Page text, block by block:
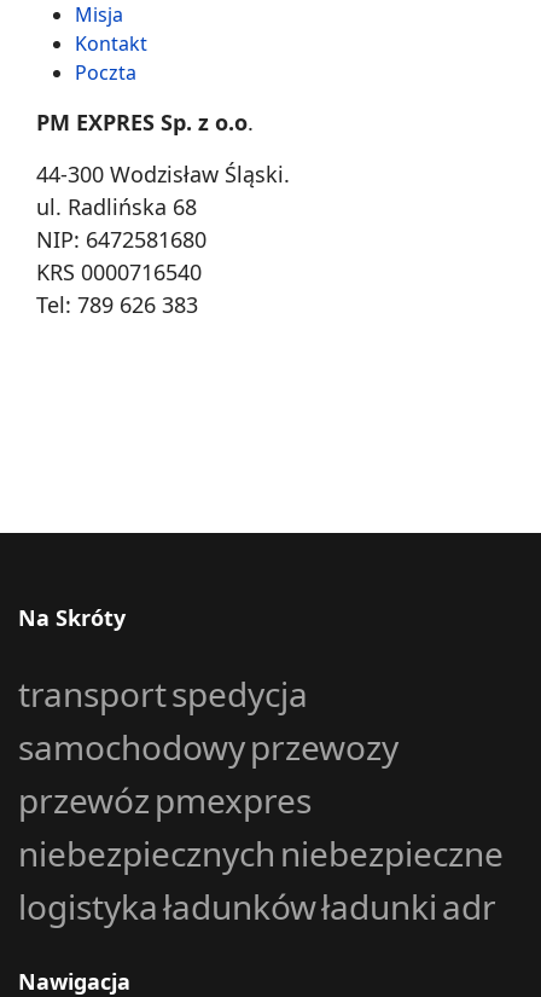
Misja
Kontakt
Poczta
PM EXPRES Sp. z o.o.
44-300 Wodzisław Śląski.
ul. Radlińska 68
NIP: 6472581680
KRS 0000716540
Tel: 789 626 383
Na Skróty
transportspedycja
samochodowyprzewozy
przewózpmexpres
niebezpiecznych niebezpieczne
logistykaładunkówładunkiadr
Nawigacja